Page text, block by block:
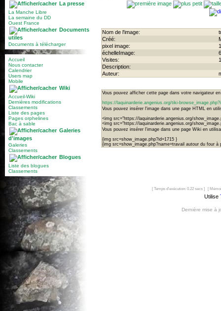
La presse
La Manche Libre
La semaine du DD
Ouest France
Documents
utiles
Documents à télécharger
Accueil
Nous contacter
Calendrier
Users map
Mobile
Wiki
Accueil-Wiki
Dernières modifications
Classements
Liste des pages
Pages orphelines
Bac à sable
Galeries
d'images
Galeries
Classements
Blogues
Liste des blogues
Classements
Nom de l'image:
Créé:
pixel image:
échelleImage:
Visites:
Description:
Auteur:
Vous pouvez afficher cette page dans votre navigateur
https://laquinarderie.angenius.org/tiki-
Vous pouvez insérer l'image dans une page HTML en
<img src="https://laquinarderie.angenius.org/
<img src="https://laquinarderie.angenius.org/
Vous pouvez insérer l'image dans une page Wiki en
{img src=show_image.php?id=1715 }
{img src=show_image.php?name=travail autour du four à
[ Temps d'exécution: 0.22 secs ] [
Utilise
Dernière mise à